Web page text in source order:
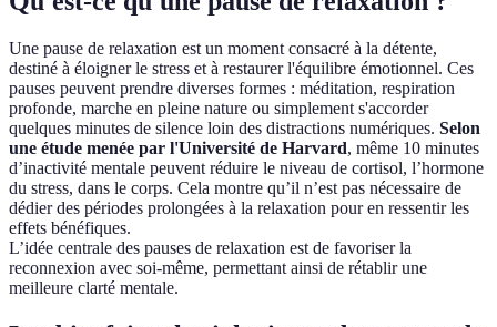
Une pause de relaxation est un moment consacré à la détente,
destiné à éloigner le stress et à restaurer l'équilibre émotionnel. Ces
pauses peuvent prendre diverses formes : méditation, respiration
profonde, marche en pleine nature ou simplement s'accorder
quelques minutes de silence loin des distractions numériques. Selon
une étude menée par l'Université de Harvard, même 10 minutes
d’inactivité mentale peuvent réduire le niveau de cortisol, l’hormone
du stress, dans le corps. Cela montre qu’il n’est pas nécessaire de
dédier des périodes prolongées à la relaxation pour en ressentir les
effets bénéfiques.
L’idée centrale des pauses de relaxation est de favoriser la
reconnexion avec soi-même, permettant ainsi de rétablir une
meilleure clarté mentale.